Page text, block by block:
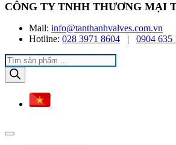
CÔNG TY TNHH THƯƠNG MẠI
Mail: info@tanthanhvalves.com.vn
Hotline: 028 3971 8604 | 0904 635
Products
search